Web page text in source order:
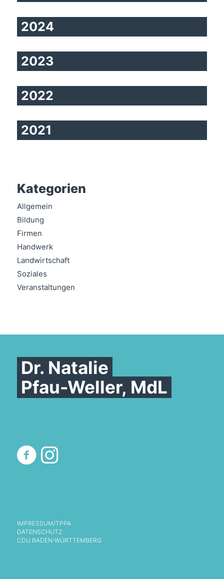
2024
2023
2022
2021
Kategorien
Allgemein
Bildung
Firmen
Handwerk
Landwirtschaft
Soziales
Veranstaltungen
Dr. Natalie
Pfau-Weller, MdL
IMPRESSUM/TPPA
DATENSCHUTZ
CDU BADEN-WÜRTTEMBERG